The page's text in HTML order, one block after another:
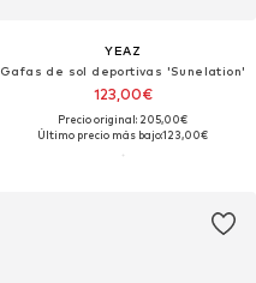
YEAZ
Gafas de sol deportivas 'Sunelation'
123,00€
Precio original: 205,00€
Último precio más bajo:123,00€